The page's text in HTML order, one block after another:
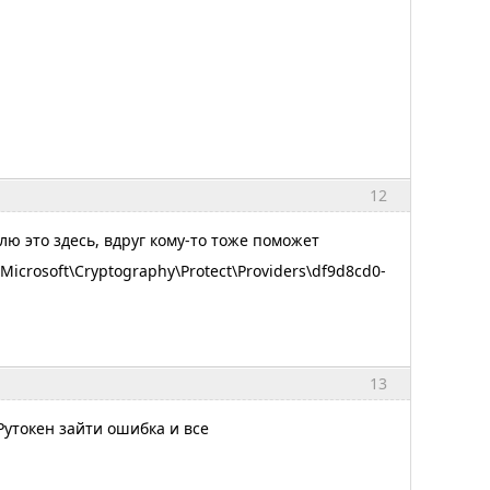
12
это здесь, вдруг кому-то тоже поможет
13
зайти ошибка и все